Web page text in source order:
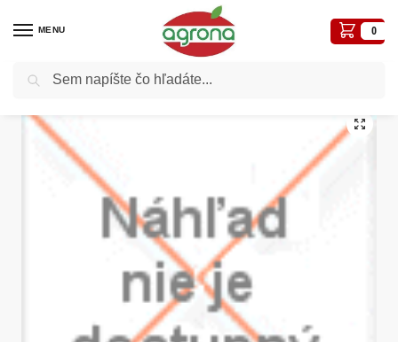
MENU 0
Domov Kvetináče, plôtiky, sadbovače, vázy, truhlíky...